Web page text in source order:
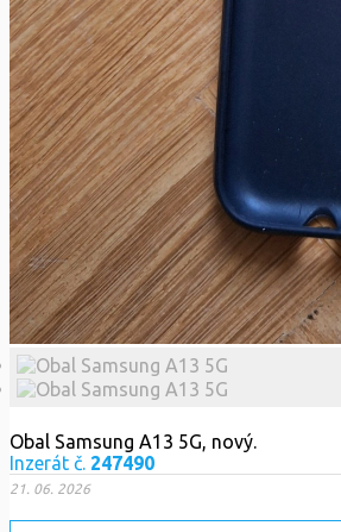
Obal Samsung A13 5G, nový.
Inzerát č. 247490
21. 06. 2026